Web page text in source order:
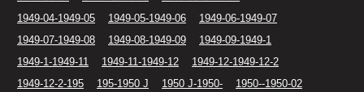
1949-04-1949-05
1949-05-1949-06
1949-06-1949-07
1949-07-1949-08
1949-08-1949-09
1949-09-1949-1
1949-1-1949-11
1949-11-1949-12
1949-12-1949-12-2
1949-12-2-195
195-1950 J 1950 J-1950-
1950--1950-02